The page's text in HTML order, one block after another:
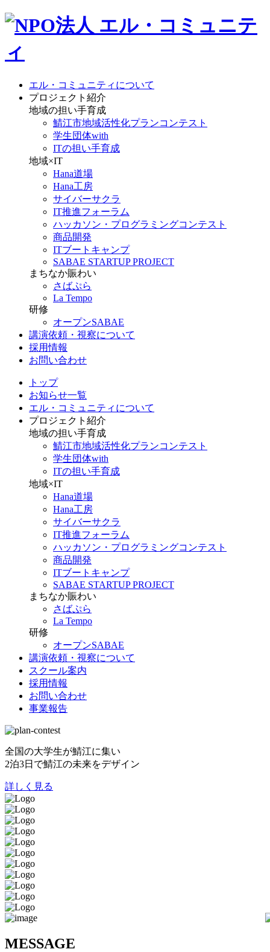
エル・コミュニティについて
プロジェクト紹介
地域の担い手育成
鯖江市地域活性化プランコンテスト
学生団体with
ITの担い手育成
地域×IT
Hana道場
Hana工房
サイバーサクラ
IT推進フォーラム
ハッカソン・プログラミングコンテスト
商品開発
ITブートキャンプ
SABAE STARTUP PROJECT
まちなか賑わい
さばぷら
La Tempo
研修
オープンSABAE
講演依頼・視察について
採用情報
お問い合わせ
トップ
お知らせ一覧
エル・コミュニティについて
プロジェクト紹介
地域の担い手育成
鯖江市地域活性化プランコンテスト
学生団体with
ITの担い手育成
地域×IT
Hana道場
Hana工房
サイバーサクラ
IT推進フォーラム
ハッカソン・プログラミングコンテスト
商品開発
ITブートキャンプ
SABAE STARTUP PROJECT
まちなか賑わい
さばぷら
La Tempo
研修
オープンSABAE
講演依頼・視察について
スクール案内
採用情報
お問い合わせ
事業報告
全国の大学生が鯖江に集い
2泊3日で鯖江の未来をデザイン
詳しく見る
MESSAGE